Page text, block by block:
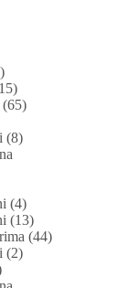
(65)
(8)
(4)
(13)
(44)
(2)